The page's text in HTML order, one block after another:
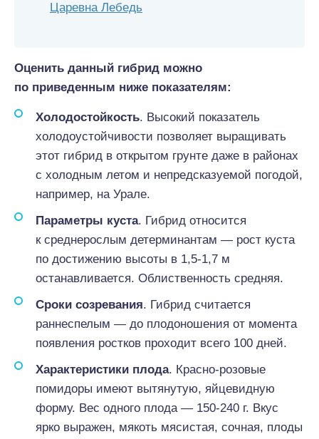
Царевна Лебедь
Оценить данный гибрид можно
по приведенным ниже показателям:
Холодостойкость. Высокий показатель
холодоустойчивости позволяет выращивать
этот гибрид в открытом грунте даже в районах
с холодным летом и непредсказуемой погодой,
например, на Урале.
Параметры куста. Гибрид относится
к среднерослым детерминантам — рост куста
по достижению высоты в 1,5-1,7 м
останавливается. Облиственность средняя.
Сроки созревания. Гибрид считается
раннеспелым — до плодоношения от момента
появления ростков проходит всего 100 дней.
Характеристики плода. Красно-розовые
помидоры имеют вытянутую, яйцевидную
форму. Вес одного плода — 150-240 г. Вкус
ярко выражен, мякоть мясистая, сочная, плоды